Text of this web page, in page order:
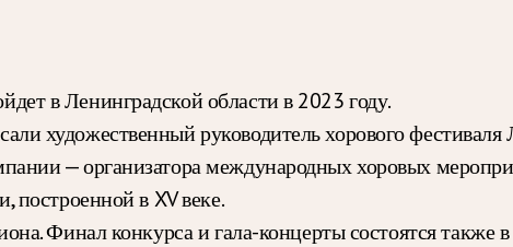
в Ленинградской области в 2023 году.
художественный руководитель хорового
— организатора международных хоровых
построенной в XV веке.
Финал конкурса и гала-концерты состоятся также